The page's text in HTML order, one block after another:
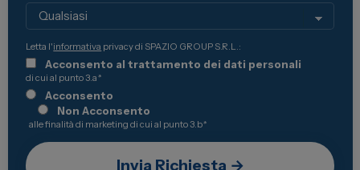
Letta l'informativa privacy di SPAZIO GROUP S.R.L.:
Acconsento al trattamento dei dati personali
di cui al punto 3.a*
Acconsento
Non Acconsento
alle finalità di marketing di cui al punto 3.b*